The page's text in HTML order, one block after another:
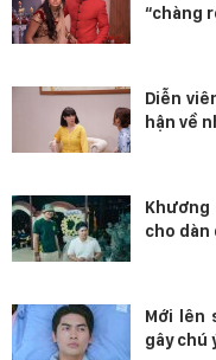
“chàng
Diễn
hận về
cho dàn
Mới lên
gây chú